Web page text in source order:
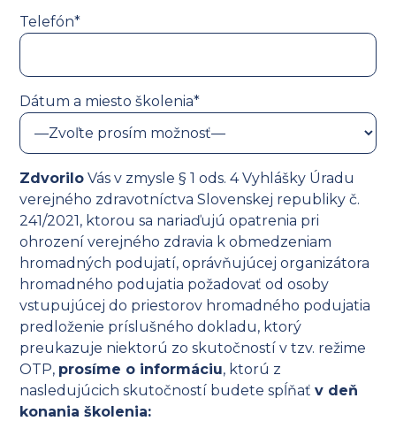
Telefón*
Dátum a miesto školenia*
Zdvorilo Vás v zmysle § 1 ods. 4 Vyhlášky Úradu
verejného zdravotníctva Slovenskej republiky č.
241/2021, ktorou sa nariaďujú opatrenia pri
ohrození verejného zdravia k obmedzeniam
hromadných podujatí, oprávňujúcej organizátora
hromadného podujatia požadovať od osoby
vstupujúcej do priestorov hromadného podujatia
predloženie príslušného dokladu, ktorý
preukazuje niektorú zo skutočností v tzv. režime
OTP, prosíme o informáciu, ktorú z
nasledujúcich skutočností budete spĺňaťv deň
konania školenia: